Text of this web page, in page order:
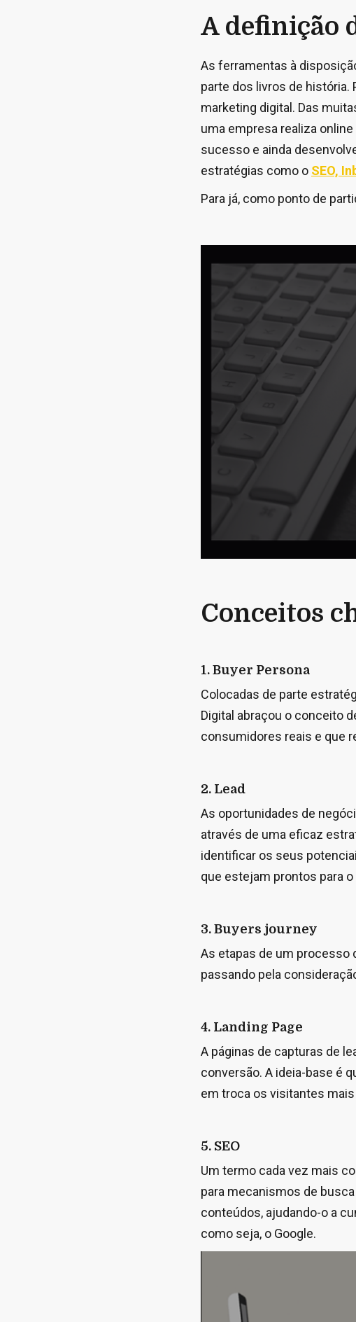
A definição
As ferramentas à
parte dos livros de
marketing digital. Das
uma empresa realiza
sucesso e ainda
estratégias como o SEO,
Para já, como ponto de
Conceitos
1. Buyer Persona
Colocadas de parte
Digital abraçou o conceito
consumidores reais e que
2. Lead
As oportunidades de
através de uma eficaz
identificar os seus
que estejam prontos para
3. Buyers journey
As etapas de um processo
passando pela
4. Landing Page
A páginas de capturas de
conversão. A ideia-base é
em troca os visitantes
5. SEO
Um termo cada vez mais
para mecanismos de
conteúdos, ajudando-o a
como seja, o Google.